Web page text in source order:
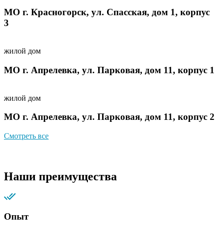
МО г. Красногорск, ул. Спасская, дом 1, корпус
3
жилой дом
МО г. Апрелевка, ул. Парковая, дом 11, корпус 1
жилой дом
МО г. Апрелевка, ул. Парковая, дом 11, корпус 2
Смотреть все
Наши преимущества
Опыт